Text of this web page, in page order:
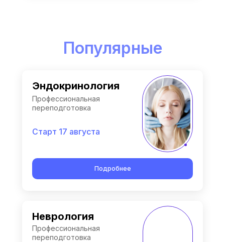
Популярные
курсы
Эндокринология
Старт 17 августа
Подробнее
Профессиональная
переподготовка
Неврология
Профессиональная
переподготовка